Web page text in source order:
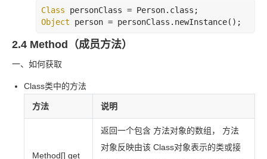
Class
Object person = personClass.newInstance();
2.4 Method（成员方法）
一、如何获取
Class类中的方法
方法 说明
Method[] get
返回一个包含 方法对象的数组， 方法
对象反映由该 Class对象表示的类或接